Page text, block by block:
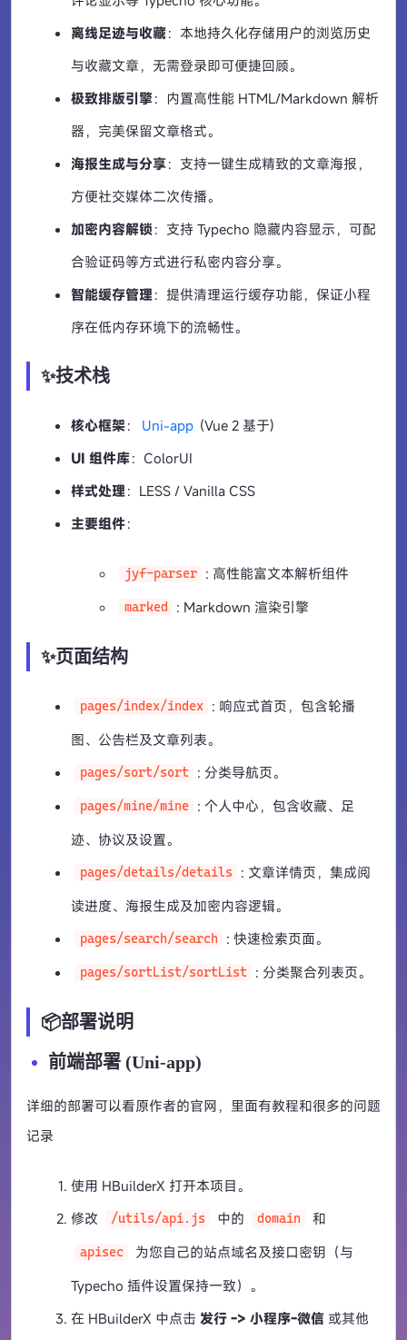
离线足迹与收藏：本地持久化存储用户的浏览历史
与收藏文章，无需登录即可便捷回顾。
极致排版引擎：内置高性能 HTML/Markdown 解析
器，完美保留文章格式。
海报生成与分享：支持一键生成精致的文章海报，
方便社交媒体二次传播。
加密内容解锁 ：支持 Typecho 隐藏内容显示，可配
合验证码等方式进行私密内容分享。
智能缓存管理 ：提供清理运行缓存功能，保证小程
序在低内存环境下的流畅性。
✨技术栈
核心框架： Uni-app (Vue 2 基于)
UI 组件库：ColorUI
样式处理 ：LESS / Vanilla CSS
主要组件：
jyf-parser : 高性能富文本解析组件
marked : Markdown 渲染引擎
✨页面结构
pages/index/index
: 响应式首页，包含轮播
图、公告栏及文章列表。
pages/sort/sort : 分类导航页。
pages/mine/mine
: 个人中心，包含收藏、足
迹、协议及设置。
pages/details/details
: 文章详情页，集成阅
读进度、海报生成及加密内容逻辑。
pages/search/search : 快速检索页面。
pages/sortList/sortList : 分类聚合列表页。
📦部署说明
前端部署 (Uni-app)
详细的部署可以看原作者的官网，里面有教程和很多的问题
记录
使用 HBuilderX 打开本项目。
修改
/utils/api.js 中的 domain 和
apisec
为您自己的站点域名及接口密钥（与
Typecho 插件设置保持一致）。
在 HBuilderX 中点击 发行 -> 小程序-微信 或其他